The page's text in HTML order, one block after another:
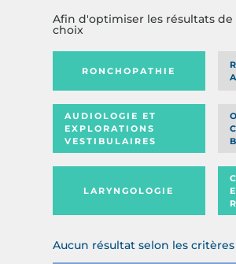
Afin d'optimiser les résultats
choix
RONCHOPATHIE
AUDIOLOGIE ET
EXPLORATIONS
VESTIBULAIRES
LARYNGOLOGIE
Aucun résultat selon les